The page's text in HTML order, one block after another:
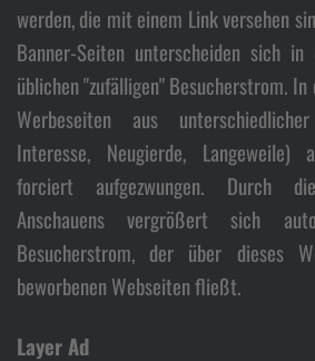
werden, die mit einem Link versehen
Banner-Seiten unterscheiden sich
üblichen "zufälligen" Besucherstrom. In
Werbeseiten aus
Interesse, Neugierde,
forciert aufgezwungen. Durch
Anschauens vergrößert sich
Besucherstrom, der über dieses
beworbenen Webseiten fließt.
Layer Ad